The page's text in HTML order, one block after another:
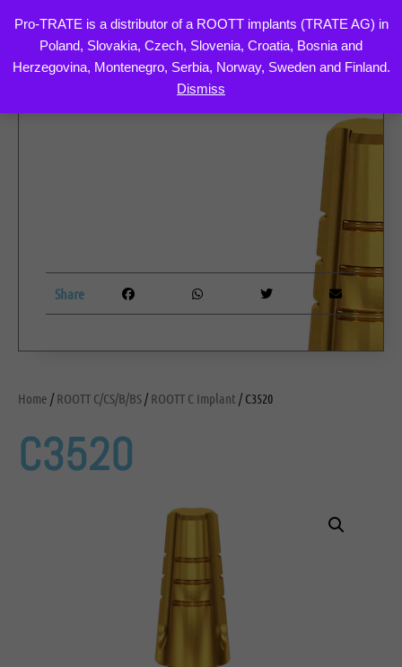
Pro-TRATE is a distributor of a ROOTT implants (TRATE AG) in
Poland, Slovakia, Czech, Slovenia, Croatia, Bosnia and
Herzegovina, Montenegro, Serbia, Norway, Sweden and Finland.
Dismiss
to
Home /ROOTT C/CS/B/BS/ROOTT C Implant / C3520
C3520
Share